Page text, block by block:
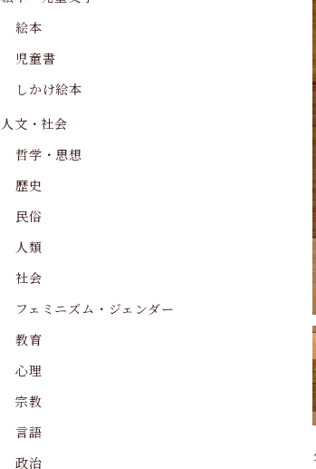
絵本
児童書
しかけ絵本
人文・社会
哲学・思想
歴史
民俗
人類
社会
フェミニズム・ジェンダー
教育
心理
宗教
言語
政治